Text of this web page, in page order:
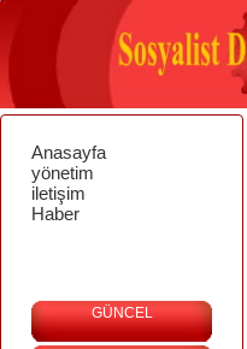
Anasayfa
yönetim
iletişim
Haber
GÜNCEL